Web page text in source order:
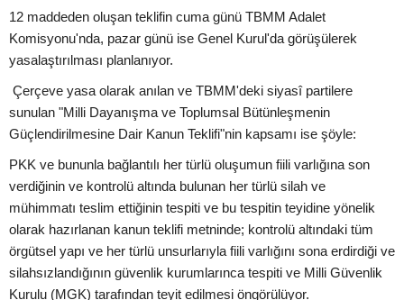
12 maddeden oluşan teklifin cuma günü TBMM Adalet
Komisyonu'nda, pazar günü ise Genel Kurul'da görüşülerek
yasalaştırılması planlanıyor.
Çerçeve yasa olarak anılan ve TBMM'deki siyasî partilere
sunulan "Milli Dayanışma ve Toplumsal Bütünleşmenin
Güçlendirilmesine Dair Kanun Teklifi"nin kapsamı ise şöyle:
PKK ve bununla bağlantılı her türlü oluşumun fiili varlığına son
verdiğinin ve kontrolü altında bulunan her türlü silah ve
mühimmatı teslim ettiğinin tespiti ve bu tespitin teyidine yönelik
olarak hazırlanan kanun teklifi metninde; kontrolü altındaki tüm
örgütsel yapı ve her türlü unsurlarıyla fiili varlığını sona erdirdiği ve
silahsızlandığının güvenlik kurumlarınca tespiti ve Milli Güvenlik
Kurulu (MGK) tarafından teyit edilmesi öngörülüyor.